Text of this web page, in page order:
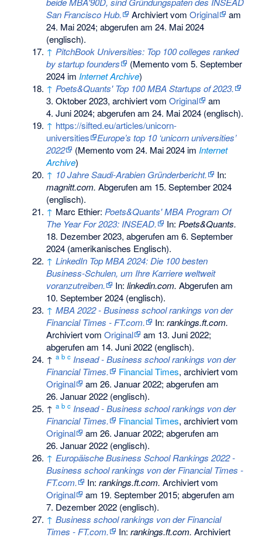
San Francisco Hub.
Archiviert vomOriginal
am
24. Mai 2024; abgerufen am 24. Mai 2024
(englisch).
↑ PitchBook Universities: Top 100 colleges ranked
by startup founders
(Mementovom 5. September
2024 im Internet Archive)
↑ Poets&Quants' Top 100 MBA Startups of 2023.
3. Oktober 2023, archiviert vomOriginal
am
4. Juni 2024; abgerufen am 24. Mai 2024 (englisch).
↑ https://sifted.eu/articles/unicorn-
universities
Europe’s top 10 ‘unicorn universities’
2022
(Mementovom 24. Mai 2024 im Internet
Archive)
↑ 10 Jahre Saudi-Arabien Gründerbericht.
In:
magnitt.com. Abgerufen am 15. September 2024
(englisch).
↑ Marc Ethier: Poets&Quants' MBA Program Of
The Year For 2023: INSEAD.
In: Poets&Quants.
18. Dezember 2023, abgerufen am 6. September
2024 (amerikanisches Englisch).
↑ LinkedIn Top MBA 2024: Die 100 besten
Business-Schulen, um Ihre Karriere weltweit
voranzutreiben.
In:linkedin.com. Abgerufen am
10. September 2024 (englisch).
↑ MBA 2022 - Business school rankings von der
Financial Times - FT.com.
In:rankings.ft.com.
Archiviert vomOriginal am 13. Juni 2022;
abgerufen am 14. Juni 2022 (englisch).
↑a b c Insead - Business school rankings von der
Financial Times.
Financial Times, archiviert vom
Original
am26. Januar 2022; abgerufen am
26. Januar 2022 (englisch).
↑a b c Insead - Business school rankings von der
Financial Times.
Financial Times, archiviert vom
Original
am26. Januar 2022; abgerufen am
26. Januar 2022 (englisch).
↑ Europäische Business School Rankings 2022 -
Business school rankings von der Financial Times -
FT.com.
In:rankings.ft.com. Archiviert vom
Original
am 19. September 2015; abgerufen am
7. Dezember 2022 (englisch).
↑ Business school rankings von der Financial
Times - FT.com.
In:rankings.ft.com. Archiviert